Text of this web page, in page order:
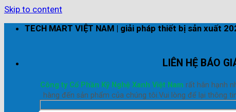
Skip to content
TECH MART VIỆT NAM | giải pháp thiết bị sản xuất
LIÊN HỆ BÁO
Công ty Cổ Phần Kỹ Nghệ Xanh Việt Nam rất hân hạnh
hàng đến sản phẩm của chúng tôi.Vui lòng để lại thông